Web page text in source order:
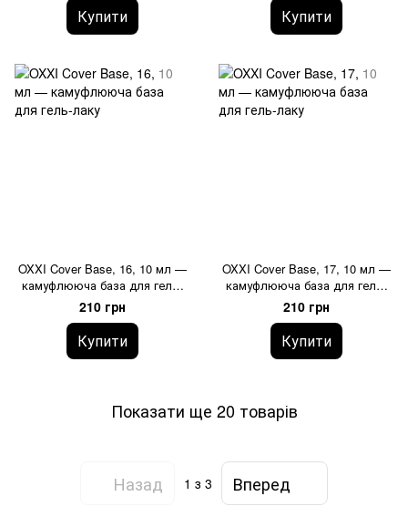
Купити Купити
OXXI Cover Base, 16, 10 мл —
камуфлююча база для гель-
лаку
210 грн
Купити
OXXI Cover Base, 17, 10 мл —
камуфлююча база для гель-
лаку
210 грн
Купити
Показати ще 20 товарів
Назад 1 з 3 Вперед